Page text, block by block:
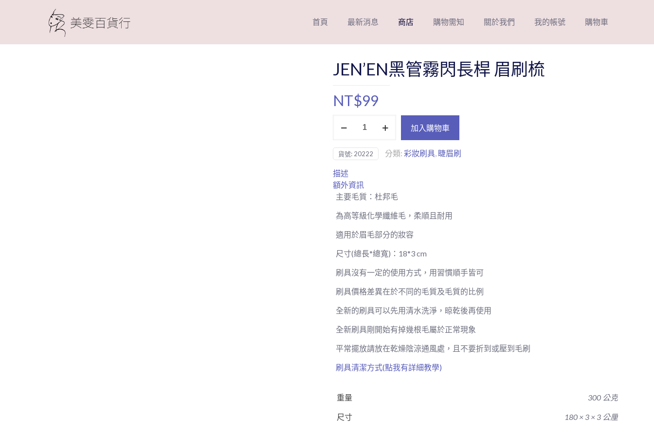
首頁 最新消息 商店 購物需知 關於我們 我的帳號 購物車
JEN’EN黑管霧閃長桿 眉刷梳
NT$99
霧
長
桿
眉
刷
數
量
加入購物車
貨號: 20222 分類: 彩妝刷具, 睫眉刷
描述
額外資訊
主要毛質：杜邦毛
為高等級化學纖維毛，柔順且耐用
適用於眉毛部分的妝容
尺寸(總長*總寬)：18*3 cm
刷具沒有一定的使用方式，用習慣順手皆可
刷具價格差異在於不同的毛質及毛質的比例
全新的刷具可以先用清水洗淨，晾乾後再使用
全新刷具剛開始有掉幾根毛屬於正常現象
平常擺放請放在乾燥陰涼通風處，且不要折到或壓到毛刷
刷具清潔方式(點我有詳細教學)
重量 300 公克
尺寸 180 × 3 × 3 公厘